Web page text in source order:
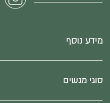
מידע נוסף
סוגי מגשים